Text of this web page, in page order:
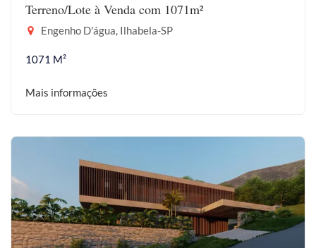
Terreno/Lote à Venda com 1071m²
Engenho D'água, Ilhabela-SP
1071 M²
Mais informações